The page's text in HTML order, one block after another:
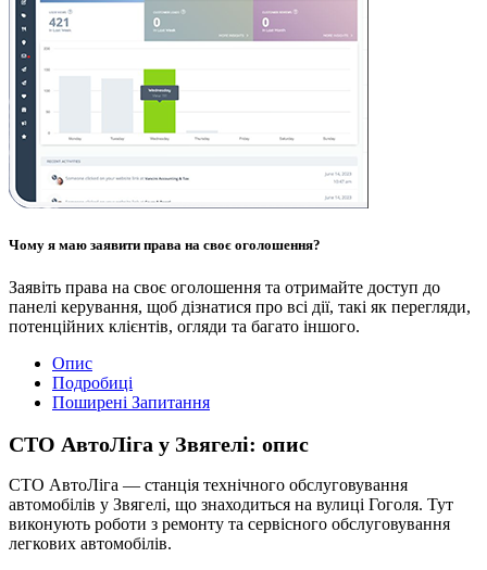
Чому я маю заявити права на своє оголошення?
Заявіть права на своє оголошення та отримайте доступ до
панелі керування, щоб дізнатися про всі дії, такі як перегляди,
потенційних клієнтів, огляди та багато іншого.
Опис
Подробиці
Поширені Запитання
СТО АвтоЛіга у Звягелі: опис
СТО АвтоЛіга — станція технічного обслуговування
автомобілів у Звягелі, що знаходиться на вулиці Гоголя. Тут
виконують роботи з ремонту та сервісного обслуговування
легкових автомобілів.